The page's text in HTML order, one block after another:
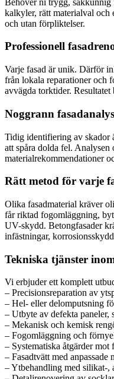
kalkyler, rätt materialval och
och utan förpliktelser.
Professionell
Varje fasad är unik. Därför
från lokala reparationer och
avvägda torktider.
Noggrann
Tidig identifiering av skador
att spåra dolda fel.
materialrekommendationer
Rätt metod för varje
Olika fasadmaterial kräver
får riktad fogomläggning,
UV-skydd. Betongfasader
infästningar,
Tekniska tjänster
Vi erbjuder ett komplett
– Precisionsreparation av
– Hel- eller delomputsning
– Utbyte av defekta paneler,
– Mekanisk och kemisk
– Fogomläggning och
– Systematiska åtgärder
– Fasadtvätt med
– Ytbehandling med silikat-,